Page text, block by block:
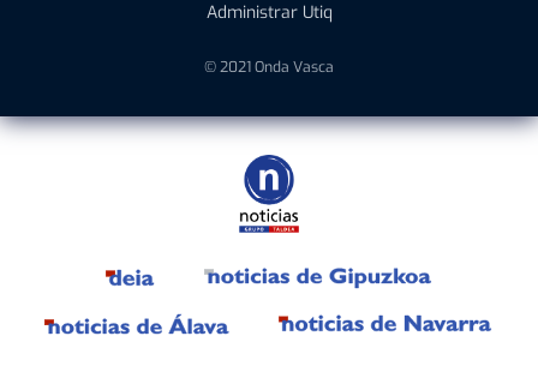
Administrar Utiq
© 2021 Onda Vasca